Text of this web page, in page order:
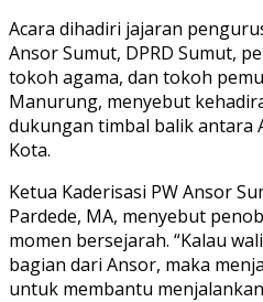
Acara dihadiri jajaran
Ansor Sumut, DPRD Sumut,
tokoh agama, dan tokoh
Manurung, menyebut
dukungan timbal balik antara
Kota.
Ketua Kaderisasi PW Ansor
Pardede, MA, menyebut
momen bersejarah. “Kalau
bagian dari Ansor, maka
untuk membantu